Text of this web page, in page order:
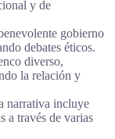
y de
gobierno
debates éticos.
diverso,
la relación y
narrativa incluye
a través de varias